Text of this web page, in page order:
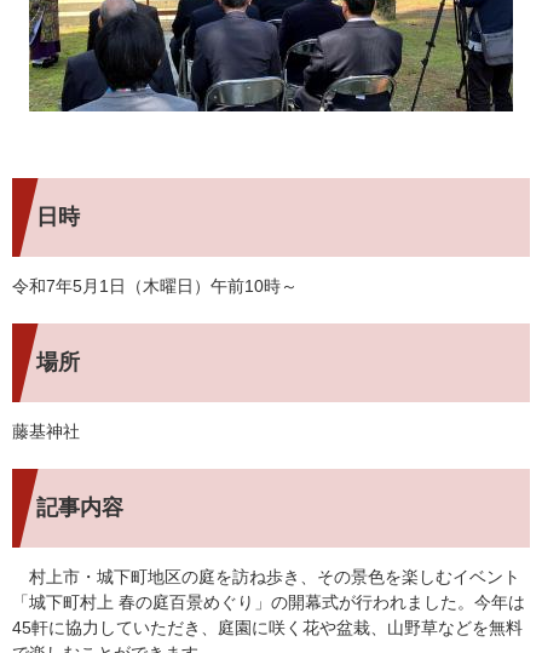
日時
令和7年5月1日（木曜日）午前10時～
場所
藤基神社
記事内容
村上市・城下町地区の庭を訪ね歩き、その景色を楽しむイベント
「城下町村上 春の庭百景めぐり」の開幕式が行われました。今年は
45軒に協力していただき、庭園に咲く花や盆栽、山野草などを無料